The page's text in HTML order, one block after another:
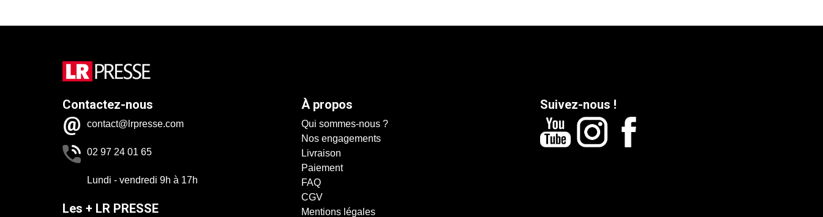
Contactez-nous
contact@lrpresse.com
02 97 24 01 65
Lundi - vendredi 9h à 17h
Les + LR PRESSE
À propos
Qui sommes-nous ?
Nos engagements
Livraison
Paiement
FAQ
CGV
Mentions légales
Suivez-nous !